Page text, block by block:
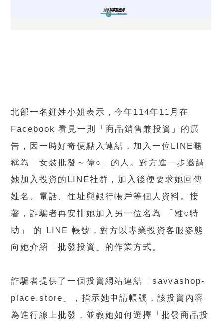
北部一名鍾姓小姐表示，今年114年11月在
Facebook 看見一則「商品銷售兼投資」的廣
告，因一時好奇便點入連結，加入一位LINE暱
稱為「女裝批發～偉○」的人。對方進一步邀請
她加入投資的LINE社群，加入後便要求她回傳
姓名、電話、住址與銀行帳戶等個人資料。接
著，詐騙者再安排她加入另一位名為 「雅○特
助」 的 LINE 帳號，對方以專業投資客服姿態
向她介紹「批發投資」的作業方式。
詐騙者提供了一個投資網站連結「savvashop-
place.store」，指示她申請帳號，該投資內容
為進行線上批發，並教她如何選擇「批發商品投